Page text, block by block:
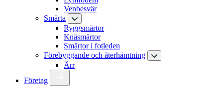
Venbesvär
Smärta
Ryggsmärtor
Knäsmärtor
Smärtor i fotleden
Förebyggande och återhämtning
Ärr
Företag